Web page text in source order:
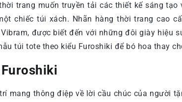
trang muốn truyền tải các thiết kế sáng
chiếc túi xách. Nhãn hàng thời trang cao
được biết đến với những đôi giày hiệu
túi tote theo kiểu Furoshiki để bó hoa thay
mang thông điệp về lời cầu chúc của người